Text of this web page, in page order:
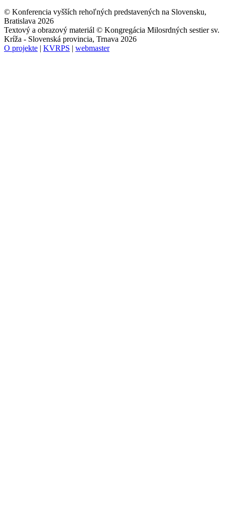
© Konferencia vyšších rehoľných predstavených na Slovensku,
Bratislava 2026
Textový a obrazový materiál © Kongregácia Milosrdných sestier sv.
Kríža - Slovenská provincia, Trnava 2026
O projekte | KVRPS | webmaster